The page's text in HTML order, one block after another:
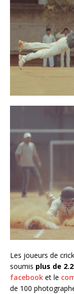
Les joueurs de
soumis plus de
facebook et le
de 100